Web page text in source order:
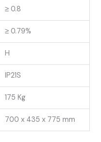
≥ 0.8
≥ 0.79%
H
IP21S
175 Kg
700 x 435 x 775 mm